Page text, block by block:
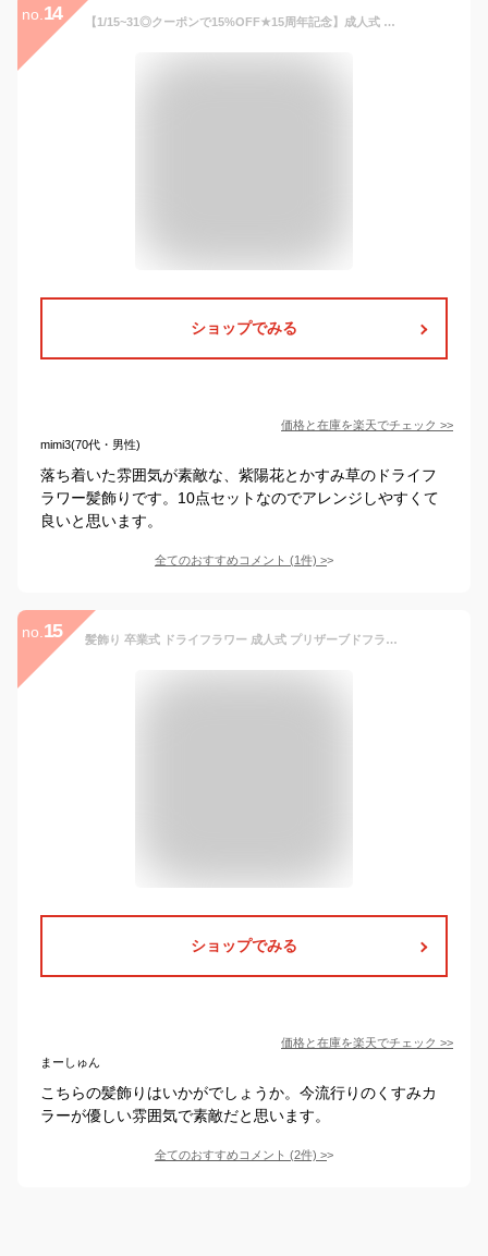
no. 14 【1/15~31◎クーポンで15%OFF★15周年記念】成人式 髪飾り 10点 セット 振袖 卒業式 袴 ドライフラワー かすみ草 紫陽花 アースカラー 白 ピンク 青 ベージュ 赤 紫 緑 和装小物 メール便 送料無料
ショップでみる
価格と在庫を楽天でチェック >>
mimi3(70代・男性)
落ち着いた雰囲気が素敵な、紫陽花とかすみ草のドライフ
ラワー髪飾りです。10点セットなのでアレンジしやすくて
良いと思います。
全てのおすすめコメント (1件) >
no. 15 髪飾り 卒業式 ドライフラワー 成人式 プリザーブドフラワー アリシア 全4色 ドライフラワーヘッドドレス かすみ草 ウェディング 造花 卒業式 和婚 ブライダル 色打掛 花嫁 白 袴 和風 【送料無料】K_0407
ショップでみる
価格と在庫を楽天でチェック >>
まーしゅん
こちらの髪飾りはいかがでしょうか。今流行りのくすみカ
ラーが優しい雰囲気で素敵だと思います。
全てのおすすめコメント (2件) >